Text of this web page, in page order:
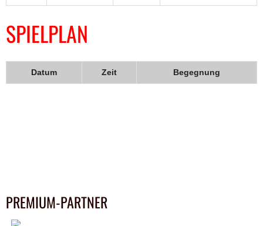
SPIELPLAN
Datum Zeit Begegnung
PREMIUM-PARTNER